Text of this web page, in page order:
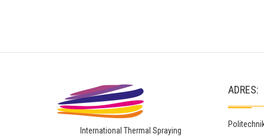
International Thermal Spraying
ADRES: